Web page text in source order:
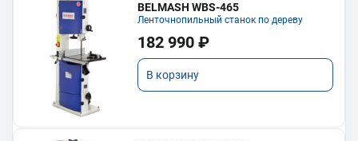
BELMASH WBS-465
Ленточнопильный станок по дереву
182 990 ₽
В корзину